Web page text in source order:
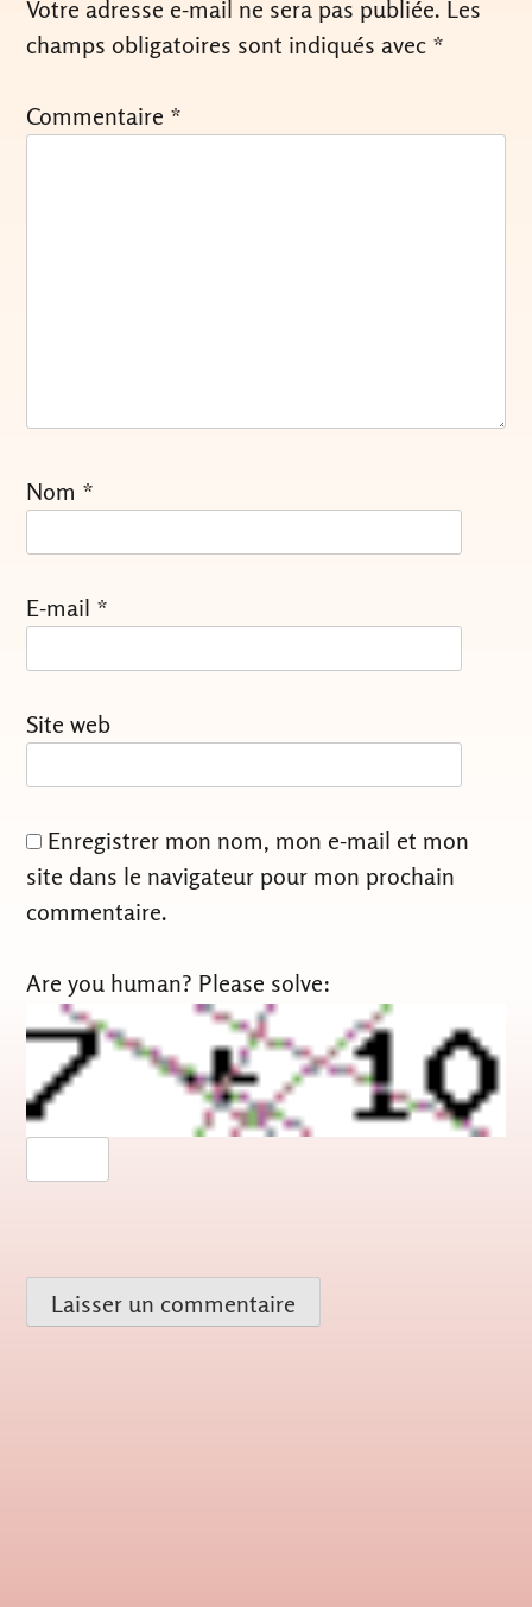
Votre adresse e-mail ne sera pas publiée. Les
champs obligatoires sont indiqués avec *
Commentaire *
Nom *
E-mail *
Site web
Enregistrer mon nom, mon e-mail et mon
site dans le navigateur pour mon prochain
commentaire.
Are you human? Please solve: